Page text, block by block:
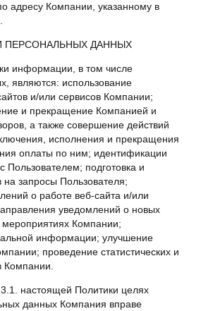
адресу Компании, указанному в
ПЕРСОНАЛЬНЫХ ДАННЫХ
информации, в том числе
являются: использование
и/или сервисов Компании;
и прекращение Компанией и
а также совершение действий
исполнения и прекращения
оплаты по ним; идентификации
Пользователем; подготовка и
на запросы Пользователя;
о работе веб-сайта и/или
уведомлений о новых
мероприятиях Компании;
информации; улучшение
проведение статистических и
Компании.
настоящей Политики целях
данных Компания вправе